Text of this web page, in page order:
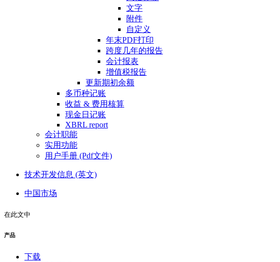
文字
附件
自定义
年末PDF打印
跨度几年的报告
会计报表
增值税报告
更新期初余额
多币种记账
收益 & 费用核算
现金日记账
XBRL report
会计职能
实用功能
用户手册 (Pdf文件)
技术开发信息 (英文)
中国市场
在此文中
产品
下载